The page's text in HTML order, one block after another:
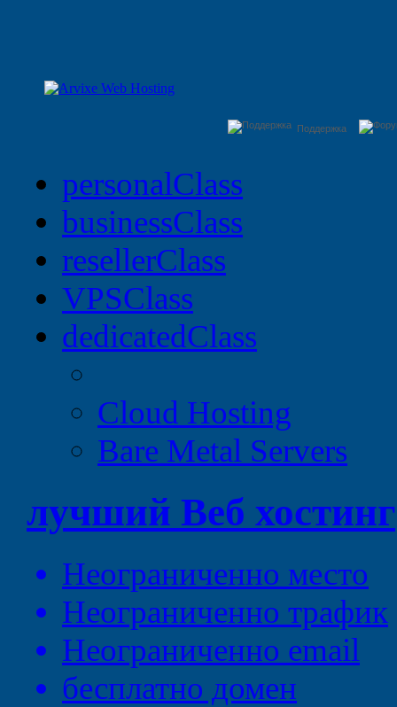
Поддержка
personalClass
businessClass
resellerClass
VPSClass
dedicatedClass
Cloud Hosting
Bare Metal Servers
лучший Веб хостинг
Неограниченно место
Неограниченно трафик
Неограниченно email
бесплатно домен